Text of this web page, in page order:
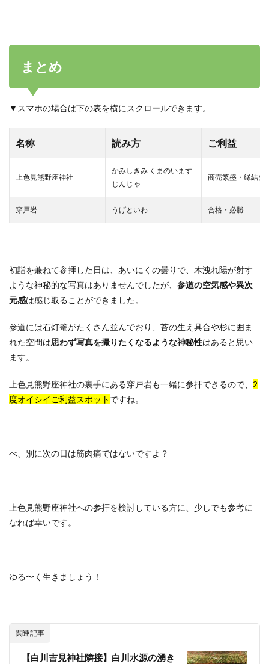
まとめ
▼スマホの場合は下の表を横にスクロールできます。
名称 読み方 ご利益
上色見熊野座神社
かみしきみ くまのいます
じんじゃ
商売繁盛・縁結び
穿戸岩 うげといわ 合格・必勝
初詣を兼ねて参拝した日は、あいにくの曇りで、木洩れ陽が射す
ような神秘的な写真はありませんでしたが、 参道の空気感や異次
元感は感じ取ることができました。
参道には石灯篭がたくさん並んでおり、苔の生え具合や杉に囲ま
れた空間は思わず写真を撮りたくなるような神秘性はあると思い
ます。
上色見熊野座神社の裏手にある穿戸岩も一緒に参拝できるので、 2
度オイシイご利益スポット ですね。
べ、別に次の日は筋肉痛ではないですよ？
上色見熊野座神社への参拝を検討している方に、少しでも参考に
なれば幸いです。
ゆる〜く生きましょう！
関連記事
【白川吉見神社隣接】白川水源の湧き